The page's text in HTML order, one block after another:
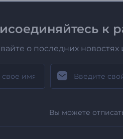
к
о последних
Вы можете